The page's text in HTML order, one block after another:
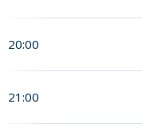
20:00
21:00